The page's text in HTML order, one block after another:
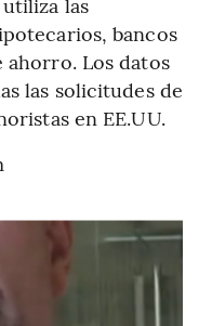
bancos
ahorro. Los datos
las solicitudes de
en EE.UU.